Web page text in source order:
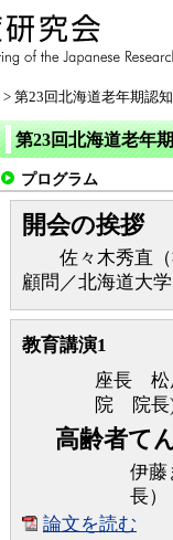
> 第23回北海道老年期認
第23回北海道老年
プログラム
開会の挨拶
佐々木秀直（
顧問／北海道大
教育講演1
座長 松
院 院長
高齢者て
伊
長）
論文を読む